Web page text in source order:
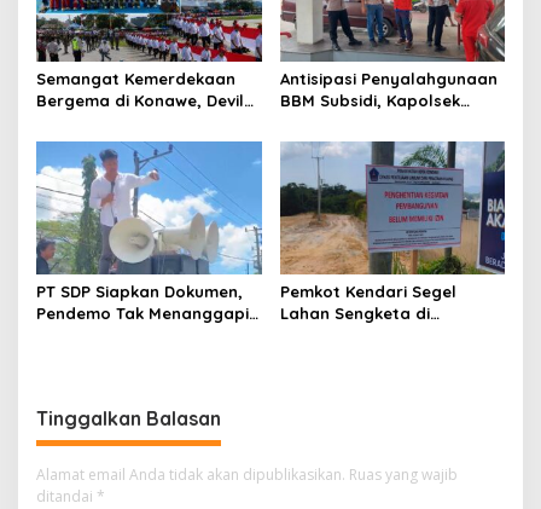
Semangat Kemerdekaan
Bergema di Konawe, Devile
Barisan
Antisipasi Penyalahgunaan
BBM Subsidi, Kapolsek
Pengisian di SPBU
PT SDP Siapkan Dokumen,
Pendemo Tak Menanggapi
Pemkot Kendari Segel
Lahan Sengketa di
Tinggalkan Balasan
Alamat email Anda tidak akan dipublikasikan. Ruas yang wajib
ditandai *